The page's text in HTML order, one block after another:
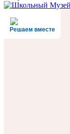
Решаем вместе